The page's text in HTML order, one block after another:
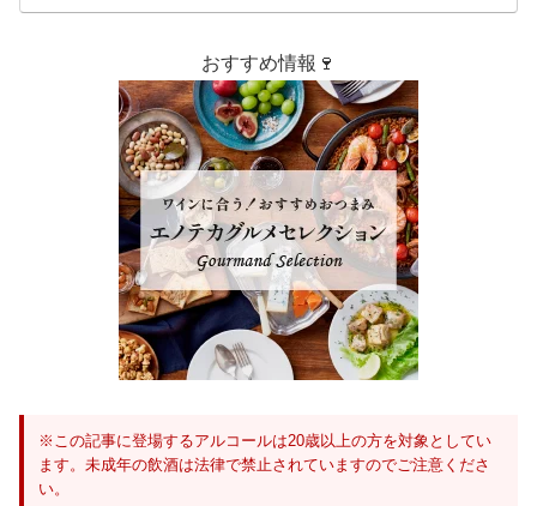
おすすめ情報🍷
※この記事に登場するアルコールは20歳以上の方を対象としてい
ます。未成年の飲酒は法律で禁止されていますのでご注意くださ
い。